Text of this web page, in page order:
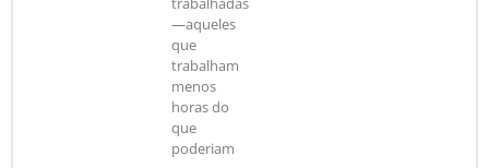
—aqueles
que
trabalham
menos
horas do
que
poderiam